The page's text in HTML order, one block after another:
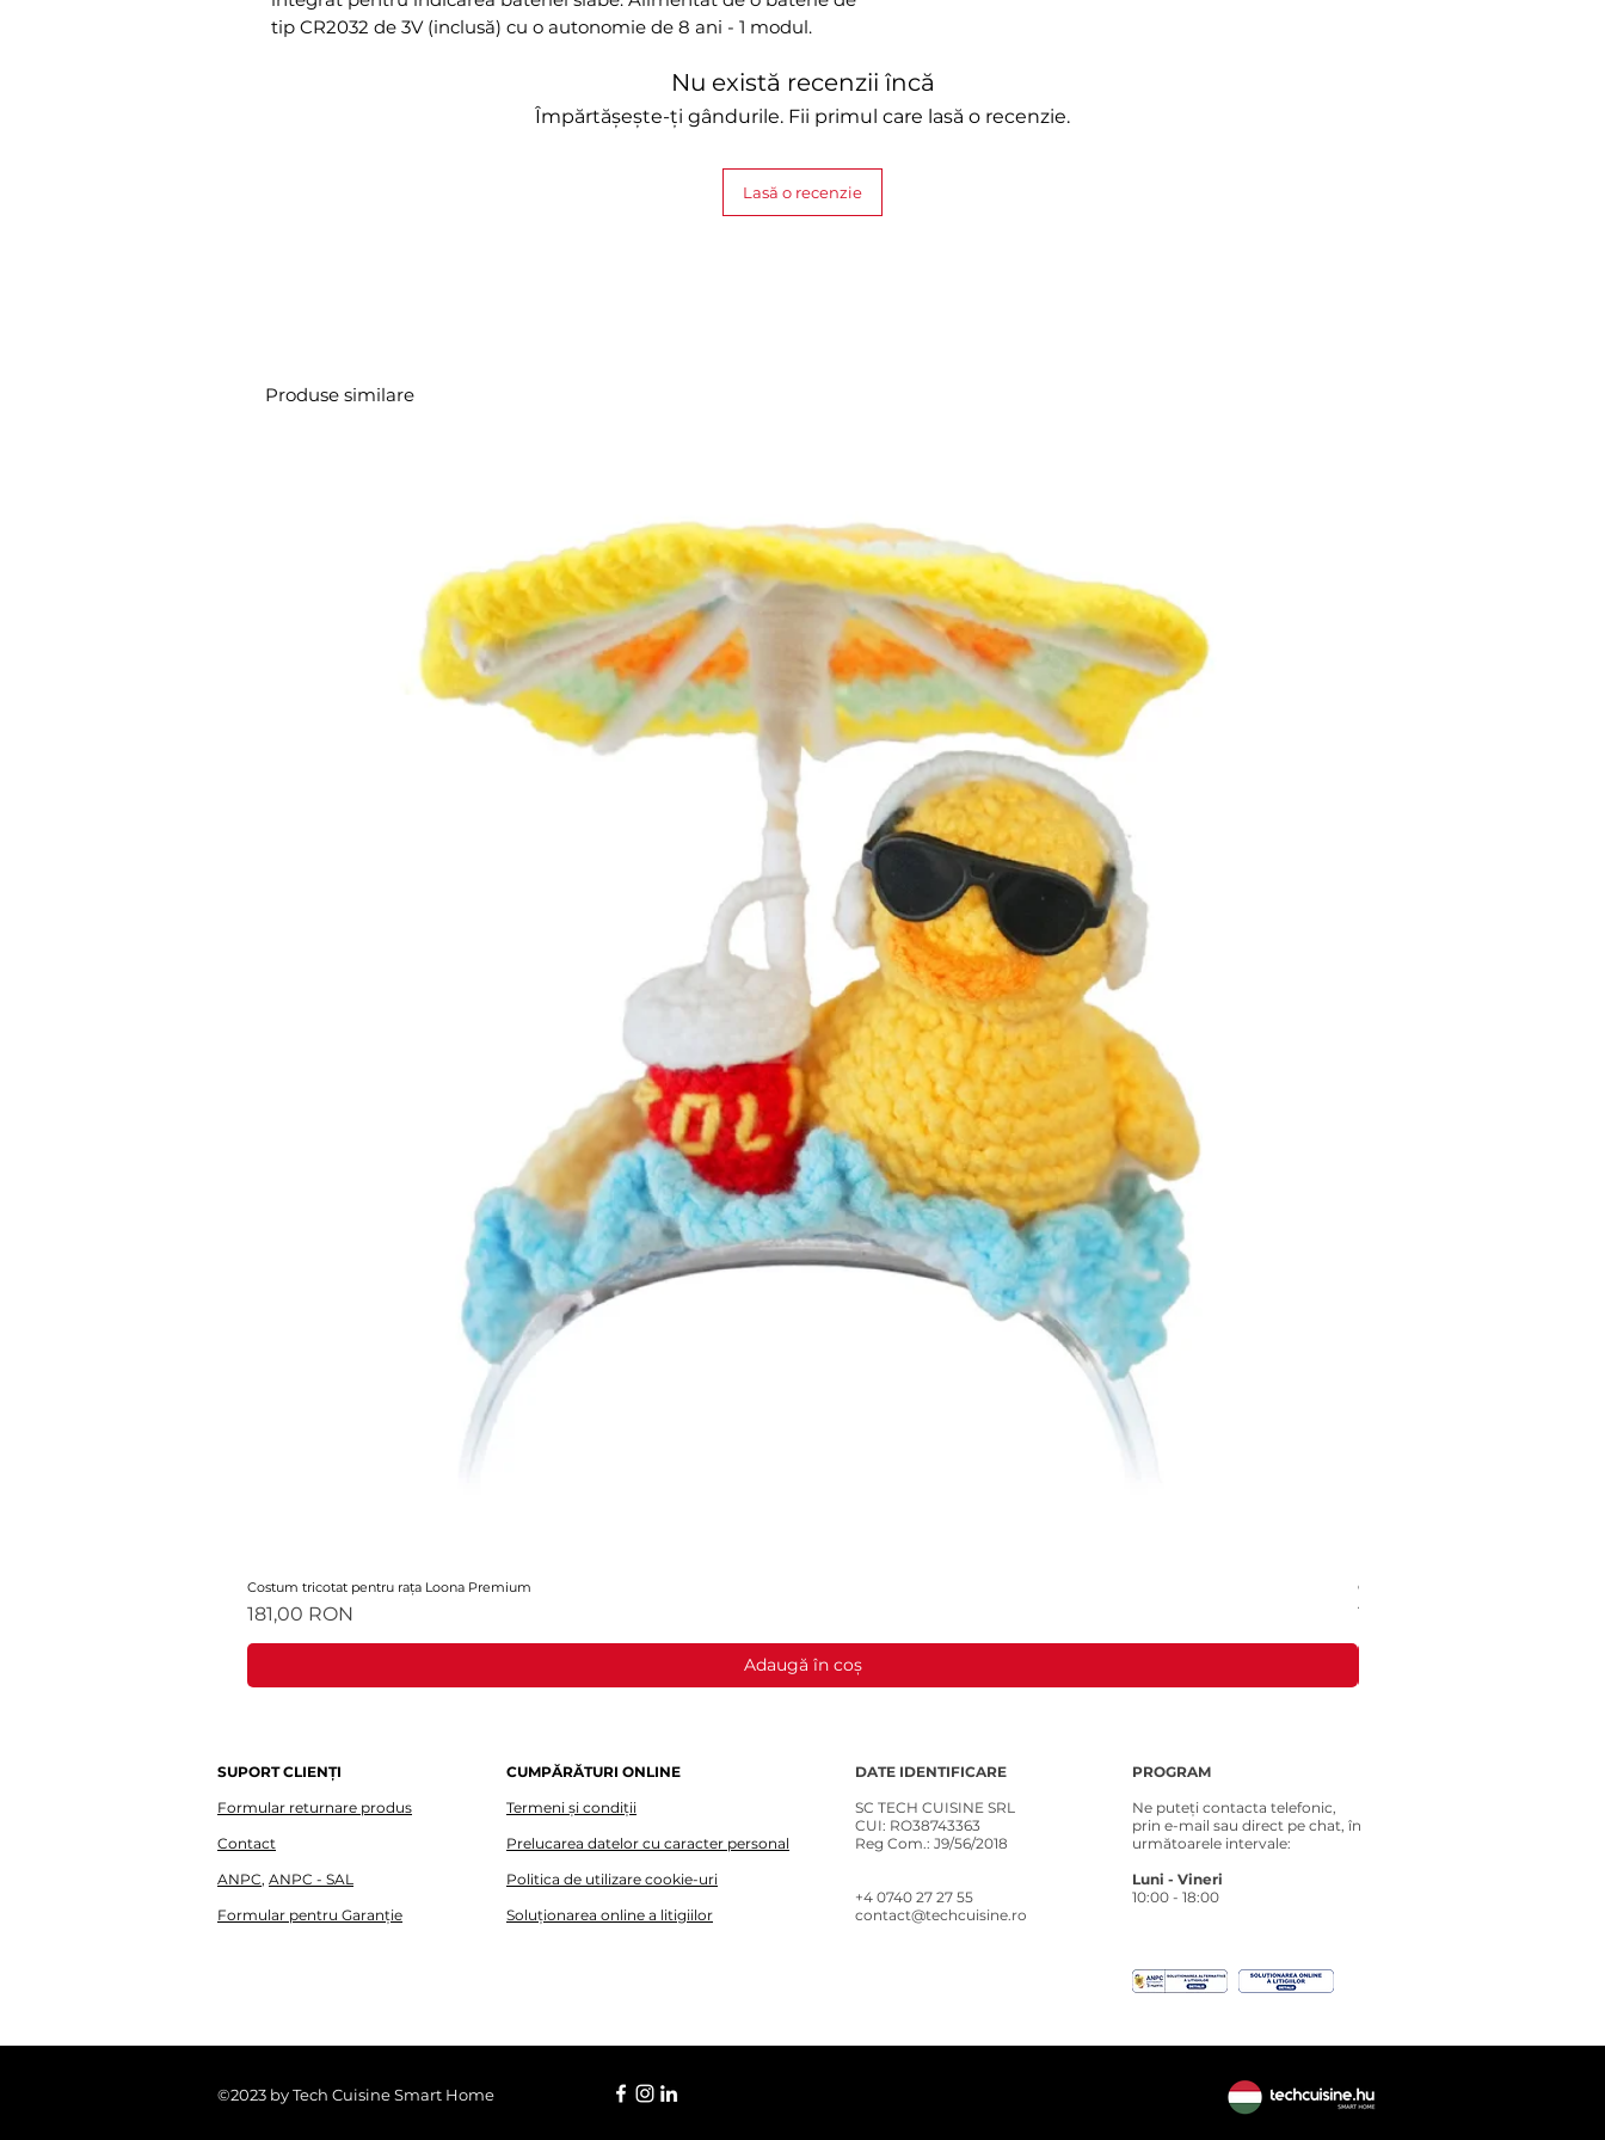
tip CR2032 de 3V (inclusă) cu o autonomie de 8 ani - 1 modul.
Nu există recenzii încă
Împărtășește-ți gândurile. Fii primul care lasă o recenzie.
Lasă o recenzie
Produse similare
Costum tricotat pentru rața Loona Premium
Preț
181,00 RON
Adaugă în coș
Costum tricotat pentru Loona
Preț
181,00 RON
SUPORT CLIENȚI
Formular returnare produs
Contact
ANPC, ANPC - SAL
Formular pentru Garanție
CUMPĂRĂTURI ONLINE
Termeni și condiții
Prelucarea datelor cu caracter personal
Politica de utilizare cookie-uri
Soluționarea online a litigiilor
DATE IDENTIFICARE
SC TECH CUISINE SRL
CUI: RO38743363
Reg Com.: J9/56/2018
+4 0740 27 27 55​
contact@techcuisine.ro
PROGRAM
Ne puteți contacta telefonic,
prin e-mail sau direct pe chat, în
următoarele intervale:
Luni - Vineri
10:00 - 18:00
©2023 by Tech Cuisine Smart Home